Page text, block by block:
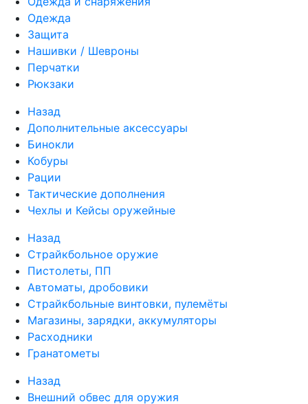
Одежда
Защита
Нашивки / Шевроны
Перчатки
Рюкзаки
Назад
Дополнительные аксессуары
Бинокли
Кобуры
Рации
Тактические дополнения
Чехлы и Кейсы оружейные
Назад
Страйкбольное оружие
Пистолеты, ПП
Автоматы, дробовики
Страйкбольные винтовки, пулемёты
Магазины, зарядки, аккумуляторы
Расходники
Гранатометы
Назад
Внешний обвес для оружия